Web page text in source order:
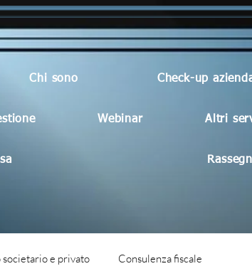
Chi sono Check-up
Webinar Altri
e privato Consulenza fiscale